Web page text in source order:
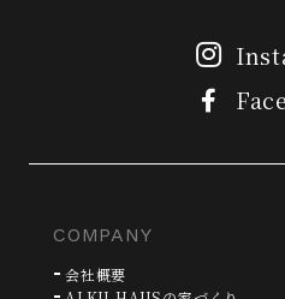
COMPANY
会社概要